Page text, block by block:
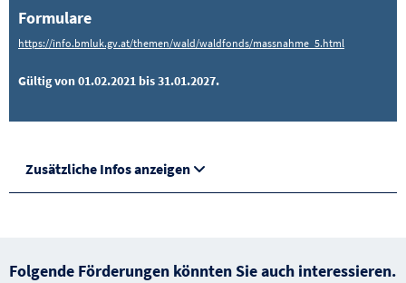
Formulare
https://info.bmluk.gv.at/themen/wald/waldfonds/massnahme_5.html
Gültig von 01.02.2021 bis 31.01.2027.
Zusätzliche Infos anzeigen
Folgende Förderungen könnten Sie auch interessieren.